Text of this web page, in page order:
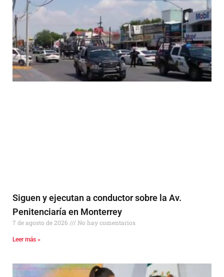
Siguen y ejecutan a conductor sobre la Av.
Penitenciaría en Monterrey
7 de agosto de 2026 No hay comentarios
Leer más »